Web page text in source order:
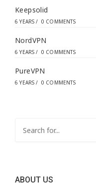
Keepsolid
6 YEARS / 0 COMMENTS
NordVPN
6 YEARS / 0 COMMENTS
PureVPN
6 YEARS / 0 COMMENTS
ABOUT US